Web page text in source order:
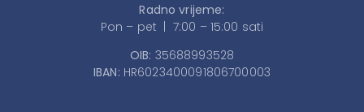
Radno vrijeme:
Pon – pet | 7:00 – 15:00 sati
OIB: 35688993528
IBAN: HR6023400091806700003